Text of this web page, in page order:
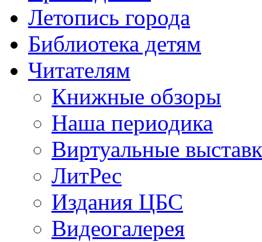
Летопись города
Библиотека детям
Читателям
Книжные обзоры
Наша периодика
Виртуальные
ЛитРес
Издания ЦБС
Видеогалерея